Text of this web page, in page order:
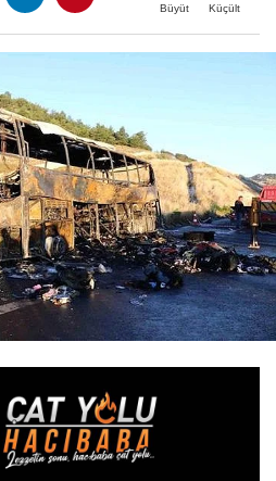
Büyüt Küçült